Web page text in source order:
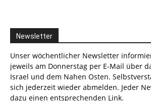
Newsletter
Unser wöchentlicher Newsletter
jeweils am Donnerstag per E-Mail über
Israel und dem Nahen Osten.
sich jederzeit wieder abmelden. Jeder
dazu einen entsprechenden Link.